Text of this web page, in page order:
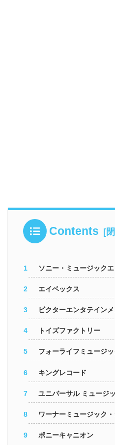
Contents
ソニー・ミュージック
エイベックス
ビクターエンタテインメ
トイズファクトリー
フォーライフミュージ
キングレコード
ユニバーサル ミュージ
ワーナーミュージック
ポニーキャニオン